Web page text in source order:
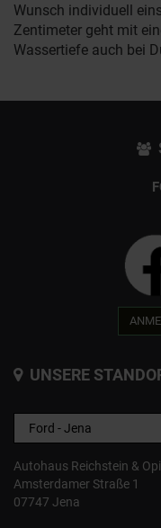
Wunsch individuell
Zentimeter geht mit
Wassertiefe auch bei
UNSERE
Autohaus Reichstein &
Amsterdamer Straße 1
07747 Jena